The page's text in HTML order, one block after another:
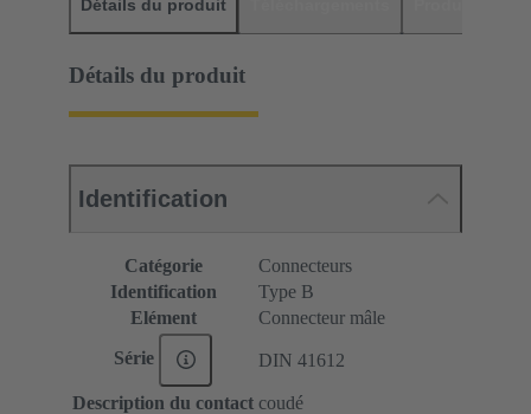
Détails du produit
Détails du produit
Identification
Catégorie
Connecteurs
Identification
Type B
Elément
Connecteur mâle
Série DIN 41612
Description du contact coudé